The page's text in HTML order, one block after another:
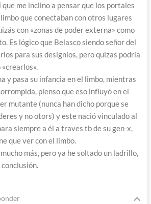
me inclino a pensar que los portales
que conectaban con otros lugares
con «zonas de poder externa» como
Es lógico que Belasco siendo señor del
para sus designios, pero quizas podría
y pasa su infancia en el limbo, mientras
pienso que eso influyó en el
mutante (nunca han dicho porque se
y no otors) y este nació vinculado al
siempre a él a traves tb de su gen-x,
que ver con el limbo.
más, pero ya he soltado un ladrillo,